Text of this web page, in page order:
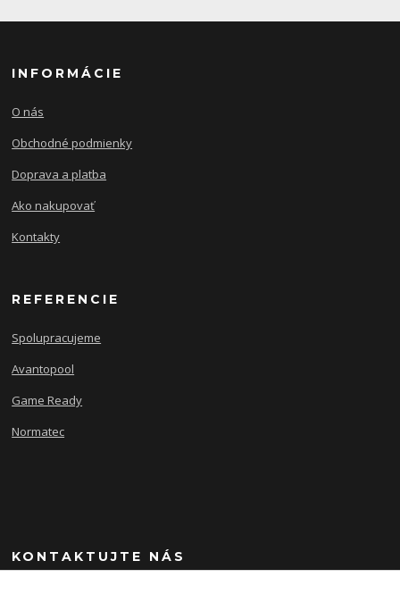
INFORMÁCIE
O nás
Obchodné podmienky
Doprava a platba
Ako nakupovať
Kontakty
REFERENCIE
Spolupracujeme
Avantopool
Game Ready
Normatec
KONTAKTUJTE NÁS